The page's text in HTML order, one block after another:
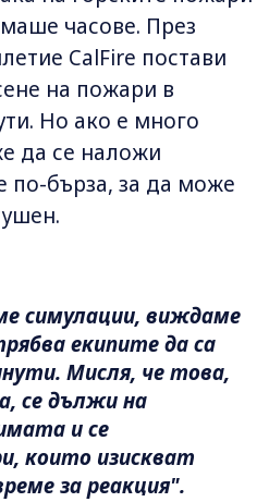
часове. През
CalFire постави
на пожари в
Но ако е много
да се наложи
по-бърза, за да може
симулации, виждаме
екипите да са
Мисля, че това,
се дължи на
и се
които изискват
за реакция".